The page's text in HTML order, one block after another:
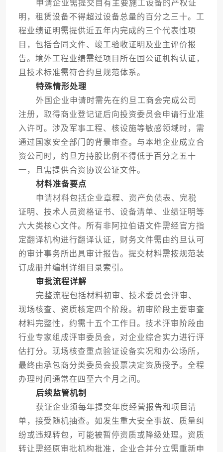
申请企业需提交自有主要施工设备的产权证
明，租赁设备不得超过设备总量的百分之三十。工
程业绩证明需提供近五年内完成的三个代表性项
目，包括合同文件、竣工验收证明及业主评价报
告。境外工程业绩需经项目所在国公证机构认证，
且技术标准需符合约旦规范体系。
特殊情形处理
外国企业申请时需先在约旦工商会完成公司
注册，取得商业登记证后向投资委员会申请行业准
入许可。涉及军事工程、核设施等敏感领域时，需
通过国家安全部门的背景审查。与本地企业成立合
资公司时，约旦方持股比例不得低于百分之五十
一，且需提供合资协议公证文件。
材料准备要点
申请材料包括企业章程、资产负债表、完税
证明、技术人员资格证书、设备清单、业绩证明等
六大类核心文件。所有非阿拉伯语文件需经官方指
定翻译机构进行翻译认证，财务文件需由约旦认可
的审计事务所出具审计报告。提交材料需按规范装
订成册并编制详细目录索引。
审批流程详解
完整流程包括材料初审、技术委员会评审、
现场核查、资质核定四个阶段。初审阶段主要审查
材料完整性，约需十五个工作日。技术评审阶段由
行业专家组成评审委员会，对企业综合实力进行评
估打分。现场核查重点验证设备实况和办公场所，
最终由承包商分类委员会投票决定资质授予。全程
办理时间通常在四至六个月之间。
后续监管机制
获证企业须每年提交年度经营报告和项目清
单，接受随机抽查。如发生重大安全事故、质量纠
纷或违规转包，可能被暂停资质或降级处理。资质
转让需经原审批机构批准，企业合并分立需重新申